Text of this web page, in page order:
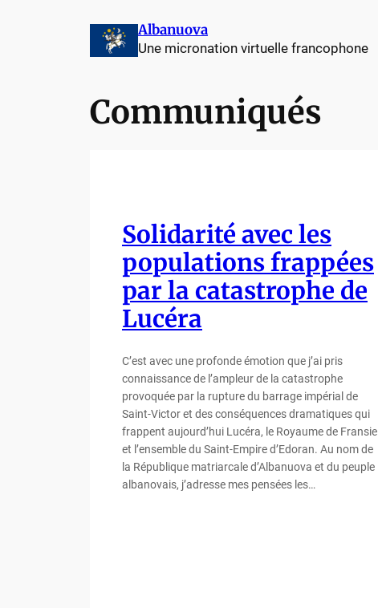
Albanuova
Une micronation virtuelle francophone
Communiqués
Solidarité avec les
populations frappées
par la catastrophe de
Lucéra
C’est avec une profonde émotion que j’ai pris
connaissance de l’ampleur de la catastrophe
provoquée par la rupture du barrage impérial de
Saint-Victor et des conséquences dramatiques qui
frappent aujourd’hui Lucéra, le Royaume de Fransie
et l’ensemble du Saint-Empire d’Edoran. Au nom de
la République matriarcale d’Albanuova et du peuple
albanovais, j’adresse mes pensées les…